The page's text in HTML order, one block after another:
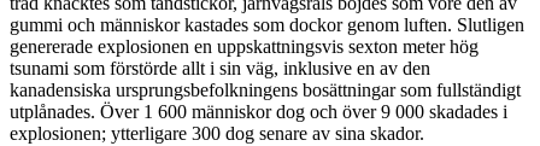
gummi och människor kastades som dockor genom luften. Slutligen
genererade explosionen en uppskattningsvis sexton meter hög
tsunami som förstörde allt i sin väg, inklusive en av den
kanadensiska ursprungsbefolkningens bosättningar som fullständigt
utplånades. Över 1 600 människor dog och över 9 000 skadades i
explosionen; ytterligare 300 dog senare av sina skador.